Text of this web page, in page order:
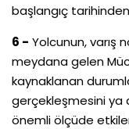
başlangıç
6 - Yolcunun, varış
meydana gelen
kaynaklanan
gerçekleşmesini ya
önemli ölçüde